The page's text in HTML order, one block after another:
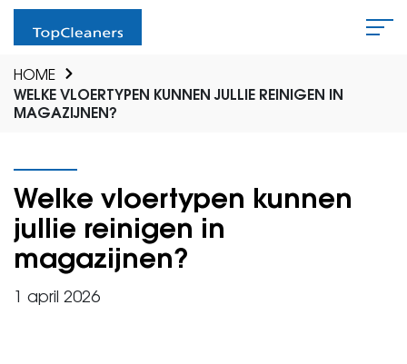
HOME
WELKE VLOERTYPEN KUNNEN JULLIE REINIGEN IN
MAGAZIJNEN?
Welke vloertypen kunnen
jullie reinigen in
magazijnen?
1 april 2026